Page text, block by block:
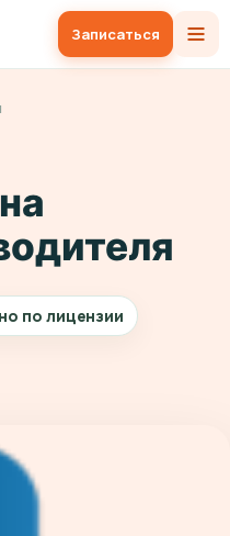
Записаться
по лицензии